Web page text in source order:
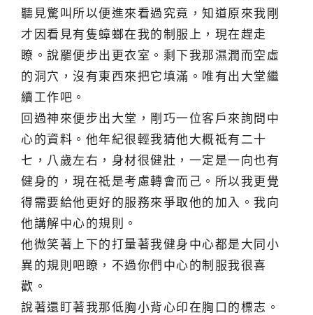
聽見驚叫所以便進來看過究竟，知道原來我剛
才因看見有隻蟑螂在我的制服上，現在趕走
瞭。說罷便步出更衣室。剩下我那濕潤而空虛
的洞穴，沒有東西來把它填滿。唯有出大堂繼
續工作吧。
回過神來便步出大堂，剛巧一位客戶來詢問中
心的資料。他年紀很輕我猜他大概祗有二十
七，八歲左右，身材很健壯，一定是一向也有
健身的，現在祗是考慮轉會而己。所以我更覺
得需要給他更好的服務來爭取他的加入。我向
他講解中心的規則。
他微笑著上下的打量著我健身中心都是大同小
異的規則吧瞭，不過你們中心的制服我很喜
歡。
說著還盯著我那低胸小背心印在胸口的標志。